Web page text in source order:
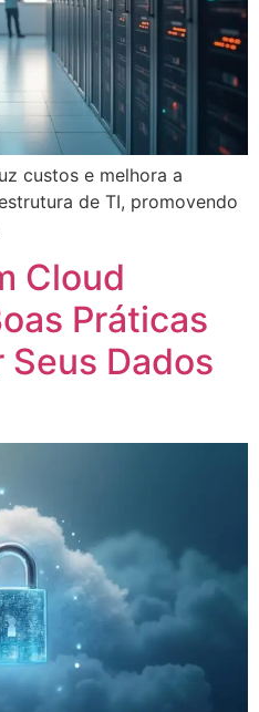
custos e melhora a
de TI, promovendo
Cloud
Práticas
Dados